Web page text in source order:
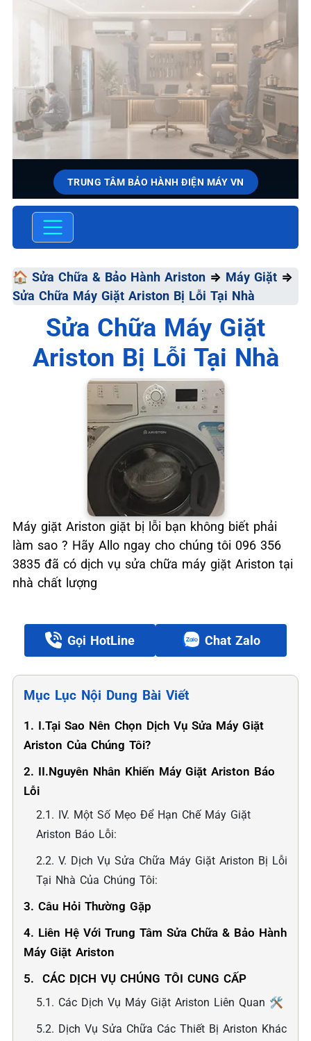
TRUNG TÂM BẢO HÀNH ĐIỆN MÁY VN
SỬA CHỮA & BẢO HÀNH
Đa
📞 09.663.898.33
🏠 Sửa Chữa & Bảo Hành Ariston ⇒ Máy Giặt ⇒
Sửa Chữa Máy Giặt Ariston Bị Lỗi Tại Nhà
Sửa Chữa Máy Giặt
Ariston Bị Lỗi Tại Nhà
Máy giặt Ariston giặt bị lỗi bạn không biết phải
làm sao ? Hãy Allo ngay cho chúng tôi 096 356
3835 đã có dịch vụ sửa chữa máy giặt Ariston tại
nhà chất lượng
Gọi HotLine Chat Zalo
Mục Lục Nội Dung Bài Viết
1. I.Tại Sao Nên Chọn Dịch Vụ Sửa Máy Giặt
Ariston Của Chúng Tôi?
2. II.Nguyên Nhân Khiến Máy Giặt Ariston Báo
Lỗi
2.1. ️IV. Một Số Mẹo Để Hạn Chế Máy Giặt
Ariston Báo Lỗi:
2.2. ️V. Dịch Vụ Sửa Chữa Máy Giặt Ariston Bị Lỗi
Tại Nhà Của Chúng Tôi:
3. Câu Hỏi Thường Gặp
4. Liên Hệ Với Trung Tâm Sửa Chữa & Bảo Hành
Máy Giặt Ariston
5. ️ CÁC DỊCH VỤ CHÚNG TÔI CUNG CẤP
5.1. Các Dịch Vụ Máy Giặt Ariston Liên Quan 🛠️
5.2. Dịch Vụ Sửa Chữa Các Thiết Bị Ariston Khác